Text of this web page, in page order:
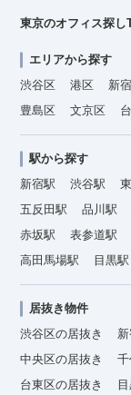
東京のオフィス探し
エリアから探す
渋谷区
港区 新
豊島区
文京区
駅から探す
新宿駅
渋谷駅
五反田駅
品川駅
赤坂駅
表参道駅
高田馬場駅
目黒駅
居抜き物件
渋谷区の居抜き
中央区の居抜き
千
台東区の居抜き